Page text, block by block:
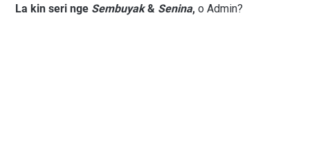
La kin seri nge Sembuyak& Senina, o Admin?